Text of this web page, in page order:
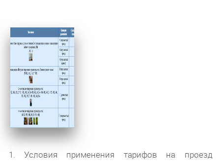
1. Условия применения тарифов на проезд